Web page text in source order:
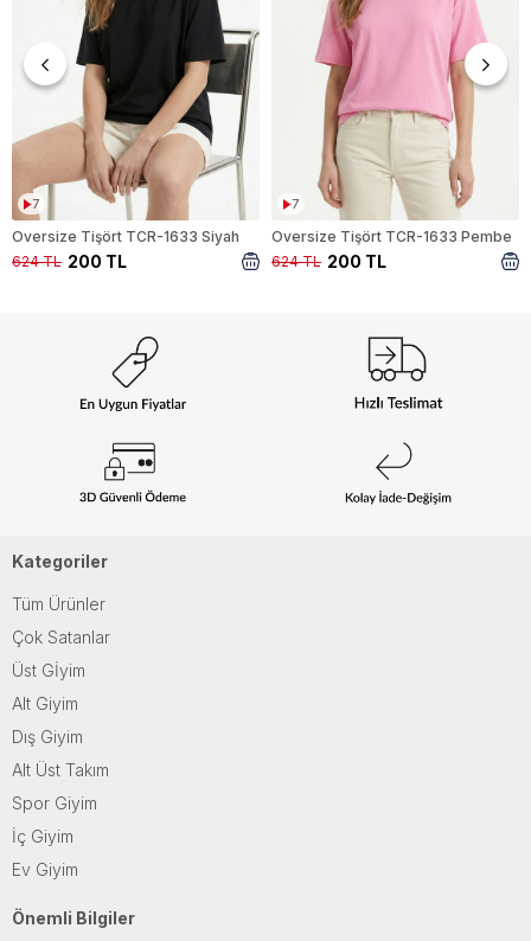
7
Oversize Tişört TCR-1633 Siyah
200 TL
624 TL
7
Oversize Tişört TCR-1633 Pembe
200 TL
624 TL
Kategoriler
Tüm Ürünler
Çok Satanlar
Üst Gİyim
Alt Giyim
Dış Giyim
Alt Üst Takım
Spor Giyim
İç Giyim
Ev Giyim
Önemli Bilgiler